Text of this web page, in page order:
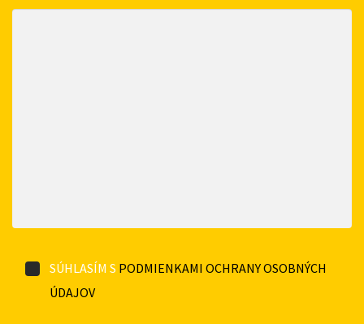
SÚHLASÍM S PODMIENKAMI OCHRANY OSOBNÝCH
ÚDAJOV